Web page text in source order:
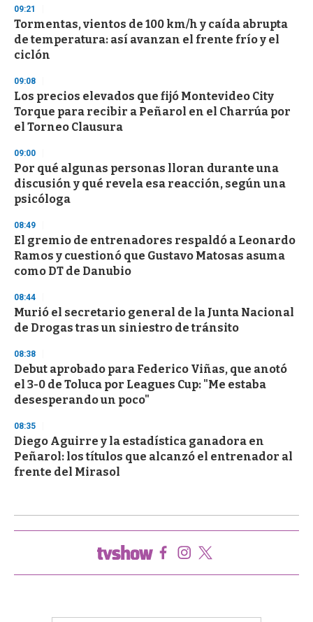
s
e
c
o
n
09:21
Tormentas, vientos de 100 km/h y caída abrupta
de temperatura: así avanzan el frente frío y el
ciclón
09:08
Los precios elevados que fijó Montevideo City
Torque para recibir a Peñarol en el Charrúa por
el Torneo Clausura
09:00
Por qué algunas personas lloran durante una
discusión y qué revela esa reacción, según una
psicóloga
08:49
El gremio de entrenadores respaldó a Leonardo
Ramos y cuestionó que Gustavo Matosas asuma
como DT de Danubio
08:44
Murió el secretario general de la Junta Nacional
de Drogas tras un siniestro de tránsito
08:38
Debut aprobado para Federico Viñas, que anotó
el 3-0 de Toluca por Leagues Cup: "Me estaba
desesperando un poco"
08:35
Diego Aguirre y la estadística ganadora en
Peñarol: los títulos que alcanzó el entrenador al
frente del Mirasol